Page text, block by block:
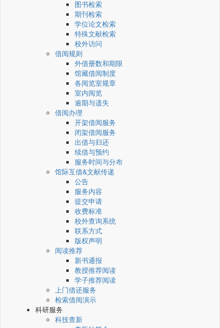
图书检索
期刊检索
学位论文检索
特殊文献检索
校外访问
借阅规则
外借册数和期限
馆藏借阅制度
各阅览室规章
室内阅览
逾期与遗失
借阅办理
开架借阅服务
闭架借阅服务
出借与归还
续借与预约
服务时间与分布
馆际互借&文献传递
公告
服务内容
提交申请
收费标准
校外查询系统
联系方式
版权声明
阅读推荐
新书通报
教授推荐阅读
学子推荐阅读
上门借还服务
检索借阅演示
科研服务
科技查新